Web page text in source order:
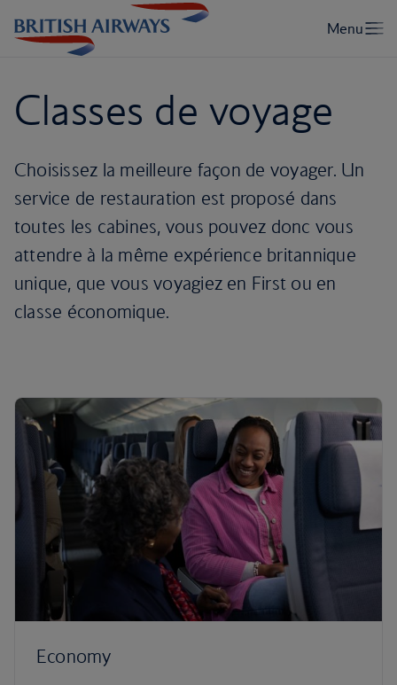
Classes de voyage
Choisissez la meilleure façon de voyager. Un
service de restauration est proposé dans
toutes les cabines, vous pouvez donc vous
attendre à la même expérience britannique
unique, que vous voyagiez en First ou en
classe économique.
Economy